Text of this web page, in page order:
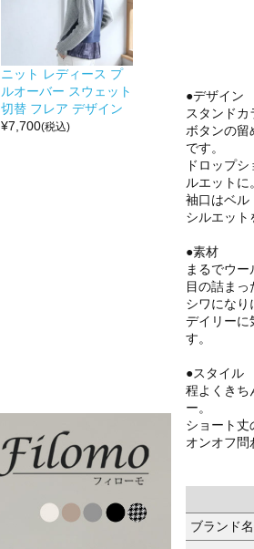
ニット レディース プ
ルオーバー スウェット
切替 フレア デザイン
¥7,700(税込)
●デザイン
スタンドカ
ボタンの留
です。
ドロップ
ルエットに。
袖口はベル
シルエット
●素材
まるでウー
目の詰まっ
シワになり
デイリーに
す。
●スタイル
程よくきち
ー。
ショート丈
オンオフ問
ブランド名